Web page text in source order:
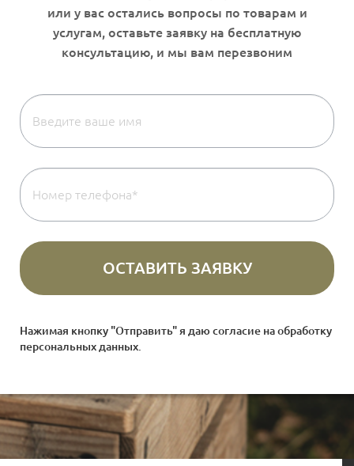
Нажимая кнопку "Отправить" я даю согласие наобработку
персональных данных.